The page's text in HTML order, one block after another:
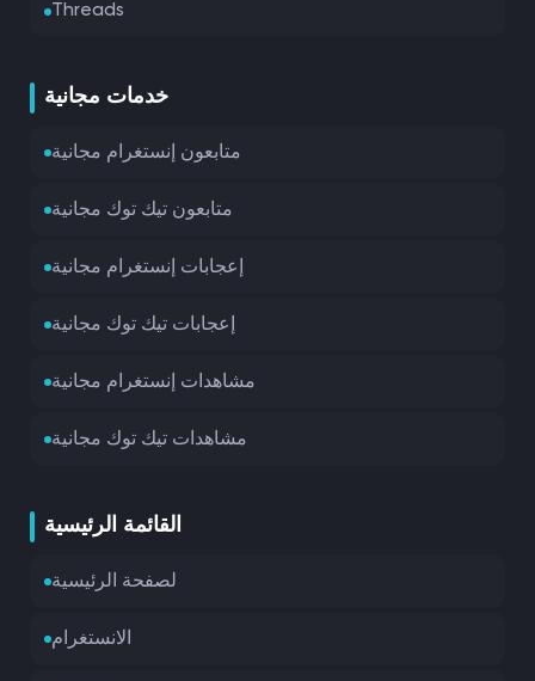
Threads
خدمات مجانية
متابعون إنستغرام مجانية
متابعون تيك توك مجانية
إعجابات إنستغرام مجانية
إعجابات تيك توك مجانية
مشاهدات إنستغرام مجانية
مشاهدات تيك توك مجانية
القائمة الرئيسية
لصفحة الرئيسية
الانستغرام